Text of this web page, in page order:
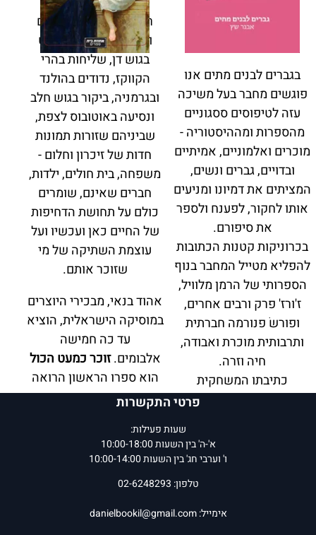
רשמים ממסעות, יומנים
ושברי ביוגרפיה: שיטוט
בגוש דן, שליחות בהרי
הקווקז, נדודים בהולנד
ובגרמניה, ביקור בגוש חלב
ונסיעה באוטובוס לצפת,
שביניהם שזורות תמונות
חדות של זיכרון וחלום -
משפחה, בית חולים, ילדות,
חברים שאינם, שומרים
כולם על תחושת הדחיפות
של החיים כאן ועכשיו ועל
עוצמת השתיקה של מי
שזוכר אותם.
אהוד בנאי, מבכירי היוצרים
במוסיקה הישראלית, הוציא
עד כה חמישה
אלבומים.זוכר כמעט הכול
הוא ספרו הראשון הרואה
אור.
המחיר שלנו:
הוסף לסל
בגברים לבנים מתים אנו
פוגשים מחבר בעל משיכה
עזה לטיפוסים ססגוניים
מהספרות ומההיסטוריה -
מוכרים ואלמוניים, אמיתיים
ובדויים, גברים ונשים,
המציתים את דמיונו ומניעים
אותו לחקור, לפענח ולספר
את סיפורם.
בכרוניקות קטנות הכתובות
להפליא מטייל המחבר בנוף
הספרותי של הרמן מלוויל,
ז'ורז' פרק ורבים אחרים,
ופורשֹ פנורמה חברתית
ותרבותית מוכרת ואבודה,
חיה וזרה.
כתיבתו המשחקית
והמשועשעת של שץ
העת, ופותחת צוהר אל
תשוקותיו של איש ספר
שץ לסדרת לוקוס לספרות
פרטי התקשרות
שעות פעילות:
א'-ה' בין השעות 10:00-18:00
ו' וערבי חג' בין השעות 10:00-14:00
טלפון: 02-6248293
אימייל:danielbookil@gmail.com